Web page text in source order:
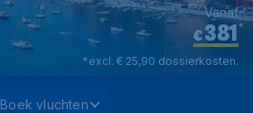
€381*
Vanaf
*excl. € 25,90 dossierkosten.
Boek vluchten